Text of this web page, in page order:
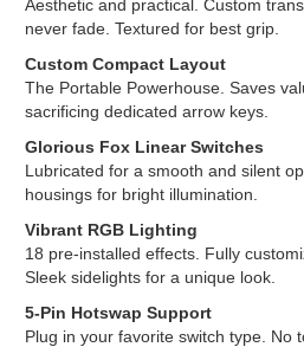
Aesthetic and practical. Custom
never fade. Textured for best grip.
Custom Compact Layout
The Portable Powerhouse. Saves
sacrificing dedicated arrow keys.
Glorious Fox Linear Switches
Lubricated for a smooth and silent
housings for bright illumination.
Vibrant RGB Lighting
18 pre-installed effects. Fully
Sleek sidelights for a unique look.
5-Pin Hotswap Support
Plug in your favorite switch type. No